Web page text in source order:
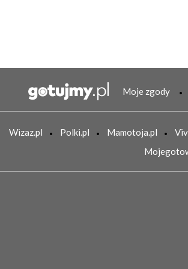
Moje zgody
Wizaz.pl Polki.pl Mamotoja.pl